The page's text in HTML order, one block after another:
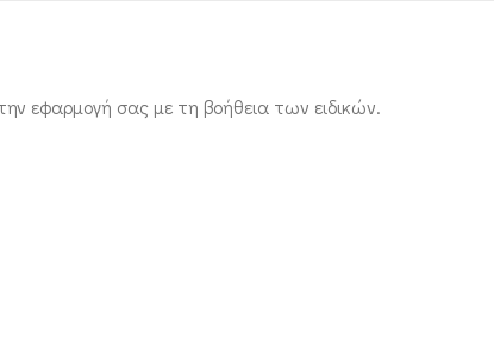
εφαρμογή σας με τη βοήθεια των ειδικών.